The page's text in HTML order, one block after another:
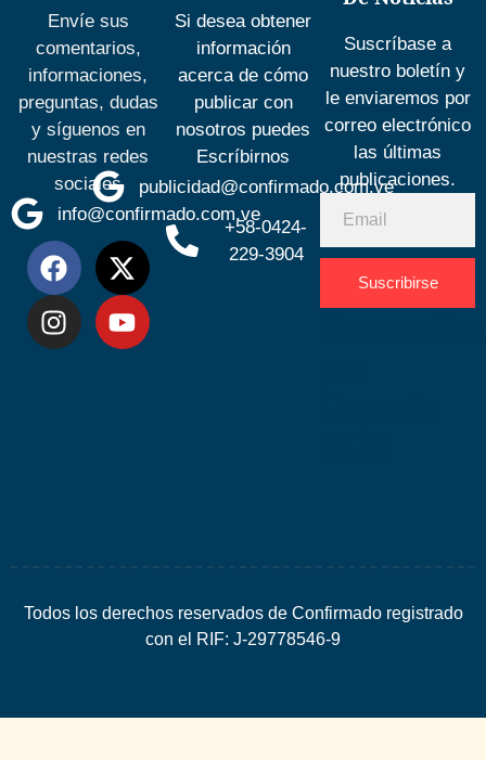
Envíe sus
comentarios,
informaciones,
preguntas, dudas
y síguenos en
nuestras redes
sociales
info@confirmado.com.ve
Si desea obtener
información
acerca de cómo
publicar con
nosotros puedes
Escríbirnos
publicidad@confirmado.com.ve
+58-0424-
229-3904
Suscríbase a
nuestro boletín y
le enviaremos por
correo electrónico
las últimas
publicaciones.
Suscribirse
Todos los derechos reservados de Confirmado registrado
con el RIF: J-29778546-9